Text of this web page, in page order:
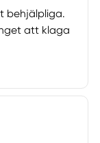
behjälpliga.
att klaga